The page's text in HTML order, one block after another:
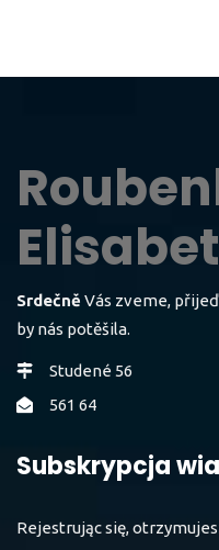
Srdečně Vás zveme,
by nás potěšila.
Studené 56
561 64
Subskrypcja
Rejestrując się,